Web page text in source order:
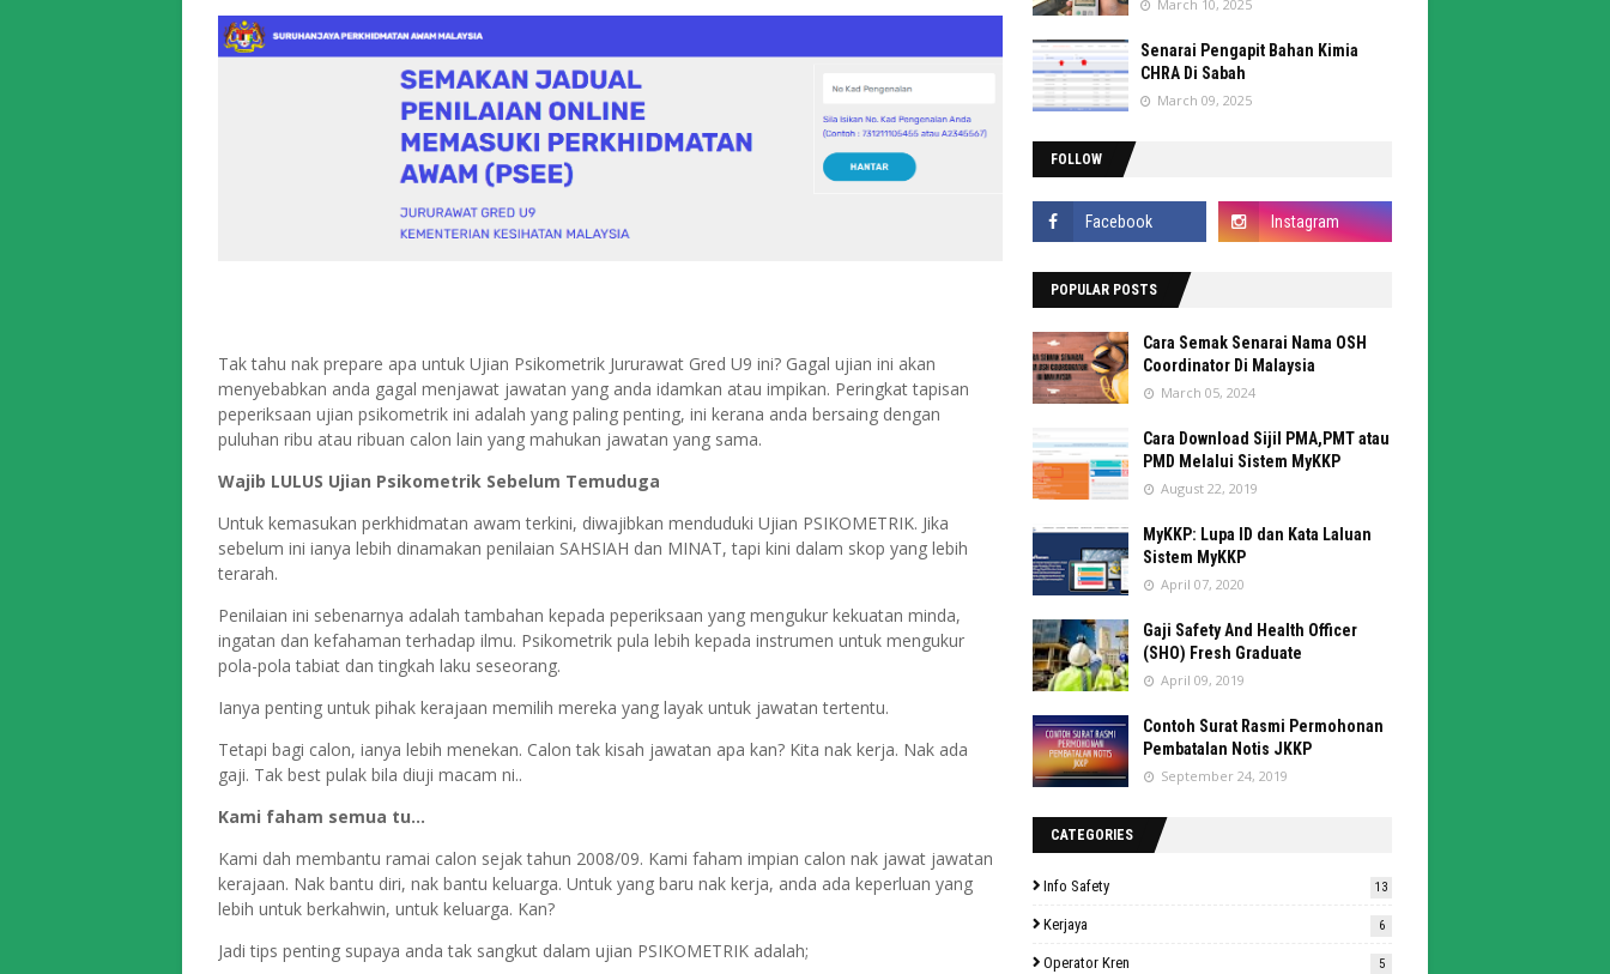
Tak tahu nak prepare apa untuk Ujian Psikometrik Jururawat Gred U9 ini? Gagal ujian ini akan
menyebabkan anda gagal menjawat jawatan yang anda idamkan atau impikan. Peringkat tapisan
peperiksaan ujian psikometrik ini adalah yang paling penting, ini kerana anda bersaing dengan
puluhan ribu atau ribuan calon lain yang mahukan jawatan yang sama.
Wajib LULUS Ujian Psikometrik Sebelum Temuduga
Untuk kemasukan perkhidmatan awam terkini, diwajibkan menduduki Ujian PSIKOMETRIK. Jika
sebelum ini ianya lebih dinamakan penilaian SAHSIAH dan MINAT, tapi kini dalam skop yang lebih
terarah.
Penilaian ini sebenarnya adalah tambahan kepada peperiksaan yang mengukur kekuatan minda,
ingatan dan kefahaman terhadap ilmu. Psikometrik pula lebih kepada instrumen untuk mengukur
pola-pola tabiat dan tingkah laku seseorang.
Ianya penting untuk pihak kerajaan memilih mereka yang layak untuk jawatan tertentu.
Tetapi bagi calon, ianya lebih menekan. Calon tak kisah jawatan apa kan? Kita nak kerja. Nak ada
gaji. Tak best pulak bila diuji macam ni..
Kami faham semua tu…
Kami dah membantu ramai calon sejak tahun 2008/09. Kami faham impian calon nak jawat jawatan
kerajaan. Nak bantu diri, nak bantu keluarga. Untuk yang baru nak kerja, anda ada keperluan yang
lebih untuk berkahwin, untuk keluarga. Kan?
Jadi tips penting supaya anda tak sangkut dalam ujian PSIKOMETRIK adalah;
March 10, 2025
Senarai Pengapit Bahan Kimia
CHRA Di Sabah
March 09, 2025
FOLLOW
POPULAR POSTS
Cara Semak Senarai Nama OSH
Coordinator Di Malaysia
March 05, 2024
Cara Download Sijil PMA,PMT atau
PMD Melalui Sistem MyKKP
August 22, 2019
MyKKP: Lupa ID dan Kata Laluan
Sistem MyKKP
April 07, 2020
Gaji Safety And Health Officer
(SHO) Fresh Graduate
April 09, 2019
Contoh Surat Rasmi Permohonan
Pembatalan Notis JKKP
September 24, 2019
CATEGORIES
Info Safety 13
Kerjaya 6
Operator Kren 5